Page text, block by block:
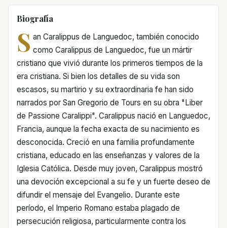
Biografía
S an Caralippus de Languedoc, también conocido
como Caralippus de Languedoc, fue un mártir
cristiano que vivió durante los primeros tiempos de la
era cristiana. Si bien los detalles de su vida son
escasos, su martirio y su extraordinaria fe han sido
narrados por San Gregorio de Tours en su obra "Liber
de Passione Caralippi". Caralippus nació en Languedoc,
Francia, aunque la fecha exacta de su nacimiento es
desconocida. Creció en una familia profundamente
cristiana, educado en las enseñanzas y valores de la
Iglesia Católica. Desde muy joven, Caralippus mostró
una devoción excepcional a su fe y un fuerte deseo de
difundir el mensaje del Evangelio. Durante este
período, el Imperio Romano estaba plagado de
persecución religiosa, particularmente contra los